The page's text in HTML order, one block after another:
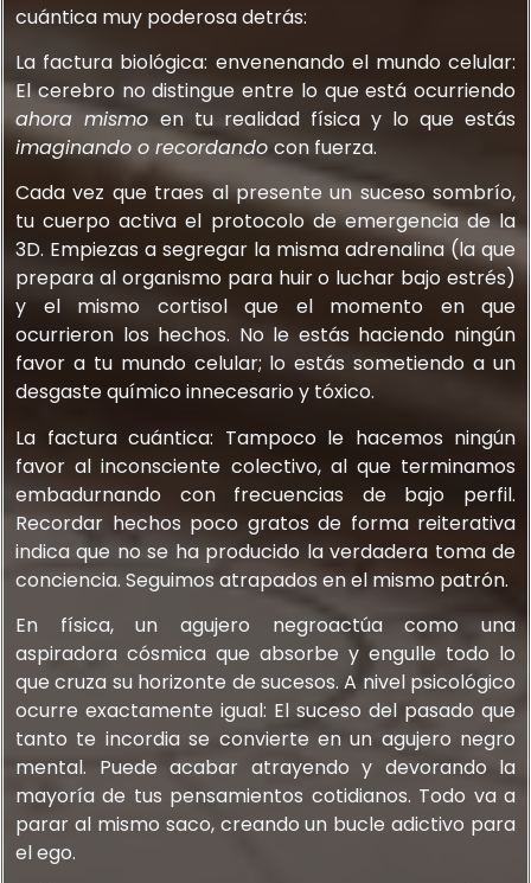
cuántica muy poderosa detrás:
La factura biológica: envenenando el mundo celular:
El cerebro no distingue entre lo que está ocurriendo
ahora mismo en tu realidad física y lo que estás
imaginando o recordando con fuerza.
Cada vez que traes al presente un suceso sombrío,
tu cuerpo activa el protocolo de emergencia de la
3D. Empiezas a segregar la misma adrenalina (la que
prepara al organismo para huir o luchar bajo estrés)
y el mismo cortisol que el momento en que
ocurrieron los hechos. No le estás haciendo ningún
favor a tu mundo celular; lo estás sometiendo a un
desgaste químico innecesario y tóxico.
La factura cuántica: Tampoco le hacemos ningún
favor al inconsciente colectivo, al que terminamos
embadurnando con frecuencias de bajo perfil.
Recordar hechos poco gratos de forma reiterativa
indica que no se ha producido la verdadera toma de
conciencia. Seguimos atrapados en el mismo patrón.
En física, un agujero negroactúa como una
aspiradora cósmica que absorbe y engulle todo lo
que cruza su horizonte de sucesos. A nivel psicológico
ocurre exactamente igual: El suceso del pasado que
tanto te incordia se convierte en un agujero negro
mental. Puede acabar atrayendo y devorando la
mayoría de tus pensamientos cotidianos. Todo va a
parar al mismo saco, creando un bucle adictivo para
el ego.